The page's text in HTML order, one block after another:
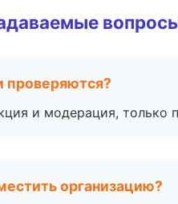
проверяются?
и модерация, только
организацию?